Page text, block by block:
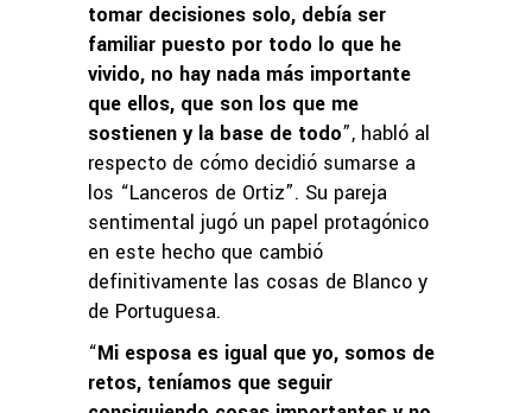
tomar decisiones solo, debía ser
familiar puesto por todo lo que he
vivido, no hay nada más importante
que ellos, que son los que me
sostienen y la base de todo”, habló al
respecto de cómo decidió sumarse a
los “Lanceros de Ortiz”. Su pareja
sentimental jugó un papel protagónico
en este hecho que cambió
definitivamente las cosas de Blanco y
de Portuguesa.
“Mi esposa es igual que yo, somos de
retos, teníamos que seguir